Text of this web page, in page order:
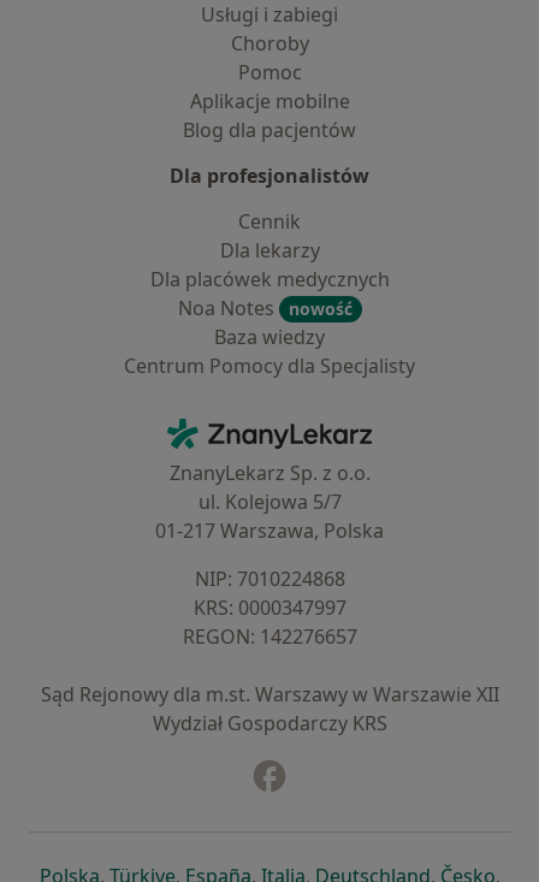
Usługi i zabiegi
Choroby
Pomoc
Aplikacje mobilne
Blog dla pacjentów
Dla profesjonalistów
Cennik
Dla lekarzy
Dla placówek medycznych
Noa Notes
nowość
Baza wiedzy
Centrum Pomocy dla Specjalisty
ZnanyLekarz - Strona główna
ZnanyLekarz Sp. z o.o.
ul. Kolejowa 5/7
01-217 Warszawa, Polska
NIP: ⁠7010224868
KRS: ⁠0000347997
REGON: ⁠142276657
Sąd Rejonowy dla m.st. Warszawy w Warszawie XII
Wydział Gospodarczy KRS
Polskaotwiera się w nowej karcie
, Türkiyeotwiera się w nowej karcie
, Españaotwiera się w nowej karcie
, Italiaotwiera się w nowej
, Deutschlandotwiera się
, Česko,